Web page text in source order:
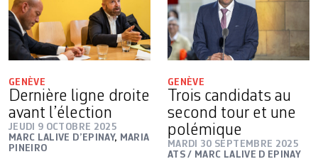
GENÈVE
Dernière ligne droite
avant l’élection
JEUDI 9 OCTOBRE 2025
MARC LALIVE D’EPINAY, MARIA
PINEIRO
GENÈVE
Trois candidats au
second tour et une
polémique
MARDI 30 SEPTEMBRE 2025
ATS / MARC LALIVE D EPINAY